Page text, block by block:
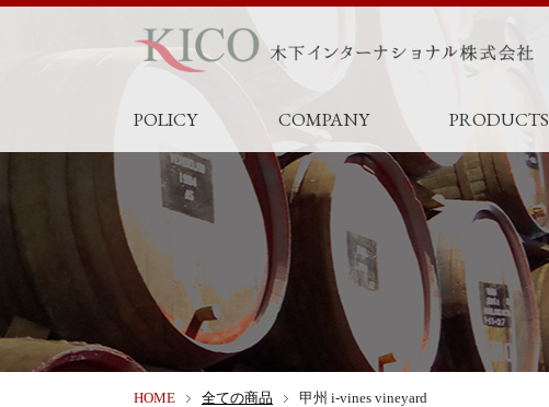
POLICY COMPANY PRODUCTS
HOME 全ての商品 甲州 i-vines vineyard